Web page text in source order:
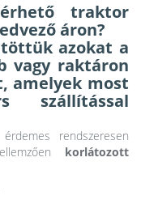
traktor
áron?
azokat a
vagy raktáron
, amelyek most
szállítással
rendszeresen
korlátozott